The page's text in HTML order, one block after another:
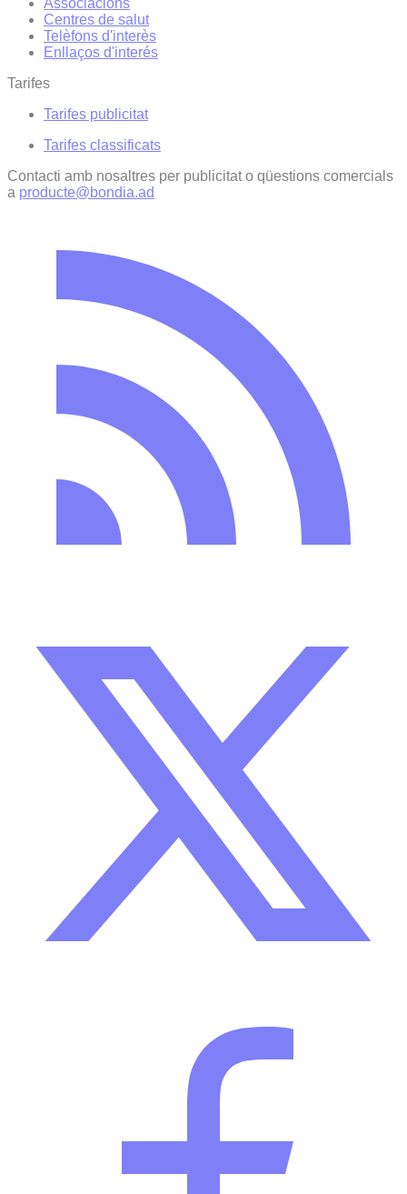
Associacions
Centres de salut
Telèfons d'interès
Enllaços d'interés
Tarifes
Tarifes publicitat
Tarifes classificats
Contacti amb nosaltres per publicitat o qüestions comercials
a producte@bondia.ad